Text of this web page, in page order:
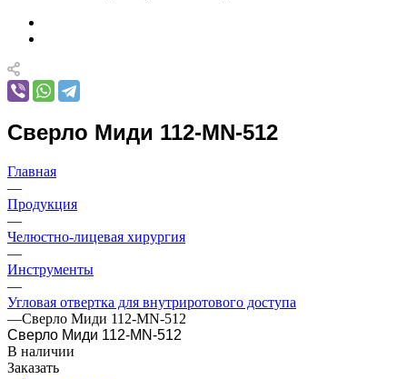
Сверло Миди 112-MN-512
Главная
—
Продукция
—
Челюстно-лицевая хирургия
—
Инструменты
—
Угловая отвертка для внутриротового доступа
—Сверло Миди 112-MN-512
Сверло Миди 112-MN-512
В наличии
Заказать